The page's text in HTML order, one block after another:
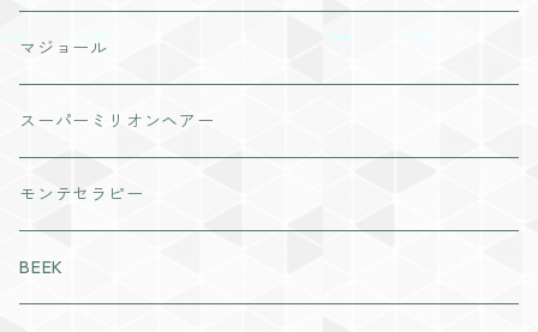
ジェル・クリーム
VI PLANTE
リキッド
ディフェンサー
インナーケア
粒タイプ
パウダータイプ
マジョール
スーパーミリオンヘアー
モンテセラピー
BEEK